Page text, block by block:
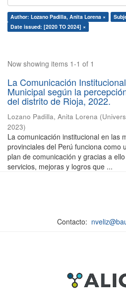
Author: Lozano Padilla, Anita Lorena ×
Date issued: [2020 TO 2024] ×
Now showing items 1-1 of 1
La Comunicación
Municipal según la
del distrito de Rioja, 2022.
Lozano Padilla, Anita Lorena (
2023)
La comunicación institucional en las
provinciales del Perú funciona como
plan de comunicación y gracias a
servicios, mejoras y logros que ...
Contacto: